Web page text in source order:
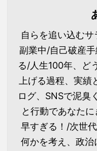
自らを追い込む
副業中/自己破産
る/人生100年、ど
上げる過程、実
ログ、SNSで泥臭
と行動であなた
早すぎる！/次世
何かを考え、政治